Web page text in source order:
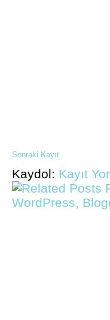
Sonraki Kayıt
Kaydol: Kayıt